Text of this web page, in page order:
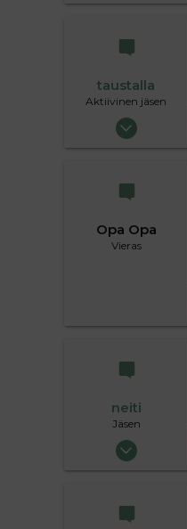
taustalla
Aktiivinen jäsen
19.05.2004
Opa Opa
Vieras
neiti
Jäsen
17.07.2005